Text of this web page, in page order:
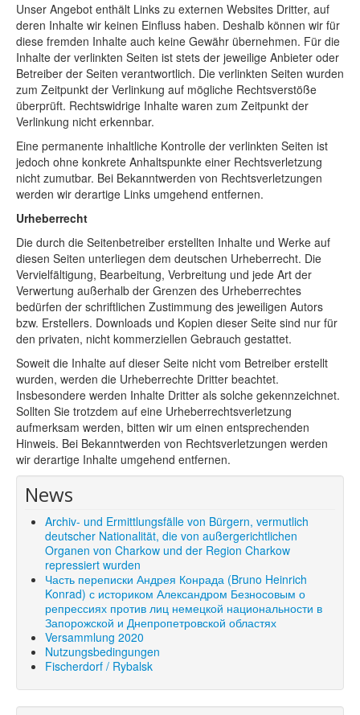
Unser Angebot enthält Links zu externen Websites Dritter, auf
deren Inhalte wir keinen Einfluss haben. Deshalb können wir für
diese fremden Inhalte auch keine Gewähr übernehmen. Für die
Inhalte der verlinkten Seiten ist stets der jeweilige Anbieter oder
Betreiber der Seiten verantwortlich. Die verlinkten Seiten wurden
zum Zeitpunkt der Verlinkung auf mögliche Rechtsverstöße
überprüft. Rechtswidrige Inhalte waren zum Zeitpunkt der
Verlinkung nicht erkennbar.
Eine permanente inhaltliche Kontrolle der verlinkten Seiten ist
jedoch ohne konkrete Anhaltspunkte einer Rechtsverletzung
nicht zumutbar. Bei Bekanntwerden von Rechtsverletzungen
werden wir derartige Links umgehend entfernen.
Urheberrecht
Die durch die Seitenbetreiber erstellten Inhalte und Werke auf
diesen Seiten unterliegen dem deutschen Urheberrecht. Die
Vervielfältigung, Bearbeitung, Verbreitung und jede Art der
Verwertung außerhalb der Grenzen des Urheberrechtes
bedürfen der schriftlichen Zustimmung des jeweiligen Autors
bzw. Erstellers. Downloads und Kopien dieser Seite sind nur für
den privaten, nicht kommerziellen Gebrauch gestattet.
Soweit die Inhalte auf dieser Seite nicht vom Betreiber erstellt
wurden, werden die Urheberrechte Dritter beachtet.
Insbesondere werden Inhalte Dritter als solche gekennzeichnet.
Sollten Sie trotzdem auf eine Urheberrechtsverletzung
aufmerksam werden, bitten wir um einen entsprechenden
Hinweis. Bei Bekanntwerden von Rechtsverletzungen werden
wir derartige Inhalte umgehend entfernen.
News
Archiv- und Ermittlungsfälle von Bürgern, vermutlich
deutscher Nationalität, die von außergerichtlichen
Organen von Charkow und der Region Charkow
repressiert wurden
Часть переписки Андрея Конрада (Bruno Heinrich
Konrad) с историком Александром Безносовым о
репрессиях против лиц немецкой национальности в
Запорожской и Днепропетровской областях
Versammlung 2020
Nutzungsbedingungen
Fischerdorf / Rybalsk